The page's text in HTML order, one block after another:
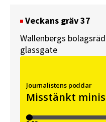
Veckans gräv 37
Wallenbergs
glassgate